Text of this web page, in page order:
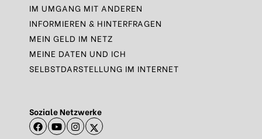
IM UMGANG MIT ANDEREN
INFORMIEREN & HINTERFRAGEN
MEIN GELD IM NETZ
MEINE DATEN UND ICH
SELBSTDARSTELLUNG IM INTERNET
Soziale Netzwerke